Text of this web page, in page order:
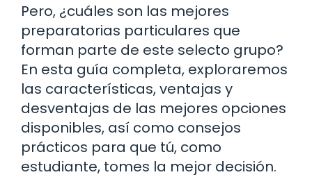
Pero, ¿cuáles son las mejores
preparatorias particulares que
forman parte de este selecto grupo?
En esta guía completa, exploraremos
las características, ventajas y
desventajas de las mejores opciones
disponibles, así como consejos
prácticos para que tú, como
estudiante, tomes la mejor decisión.